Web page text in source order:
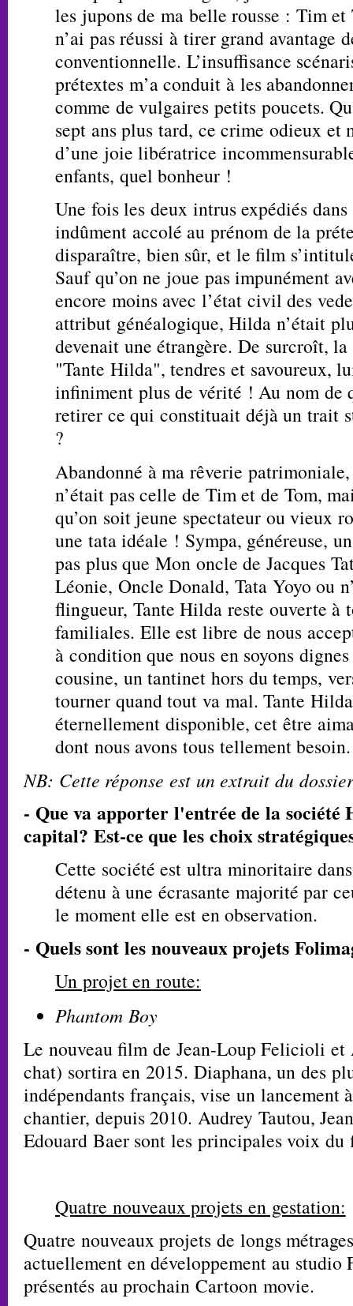
les jupons de ma belle rousse : Tim et
n’ai pas réussi à tirer grand avantage
conventionnelle. L’insuffisance
prétextes m’a conduit à les
comme de vulgaires petits poucets.
sept ans plus tard, ce crime odieux et
d’une joie libératrice
enfants, quel bonheur !
Une fois les deux intrus expédiés
indûment accolé au prénom de la
disparaître, bien sûr, et le film
Sauf qu’on ne joue pas impunément
encore moins avec l’état civil des
attribut généalogique, Hilda n’était
devenait une étrangère. De surcroît,
"Tante Hilda", tendres et savoureux,
infiniment plus de vérité ! Au nom
retirer ce qui constituait déjà un trait
?
Abandonné à ma rêverie
n’était pas celle de Tim et de Tom,
qu’on soit jeune spectateur ou vieux
une tata idéale ! Sympa, généreuse,
pas plus que Mon oncle de Jacques
Léonie, Oncle Donald, Tata Yoyo ou
flingueur, Tante Hilda reste ouverte à
familiales. Elle est libre de nous
à condition que nous en soyons
cousine, un tantinet hors du temps,
tourner quand tout va mal. Tante
éternellement disponible, cet être
dont nous avons tous tellement besoin.
NB: Cette réponse est un extrait du
- Que va apporter l'entrée de la société
capital? Est-ce que les choix
Cette société est ultra minoritaire
détenu à une écrasante majorité par
le moment elle est en observation.
- Quels sont les nouveaux projets
Un projet en route:
Phantom Boy
Le nouveau film de Jean-Loup Felicioli
chat) sortira en 2015. Diaphana, un des
indépendants français, vise un lancement
chantier, depuis 2010. Audrey Tautou,
Edouard Baer sont les principales voix du
Quatre nouveaux projets en gestation:
Quatre nouveaux projets de longs
actuellement en développement au studio
présentés au prochain Cartoon movie.